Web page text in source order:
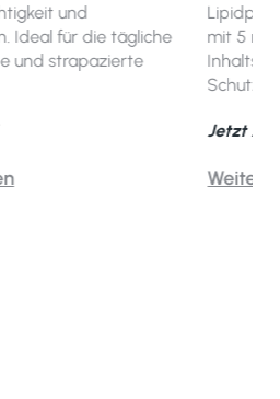
und
Ideal für die tägliche
und strapazierte
mit 5
Jetzt